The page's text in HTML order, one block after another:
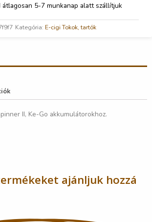
5-7 munkanap alatt szállítjuk
Kategória: E-cigi Tokok, tartók
II, Ke-Go akkumulátorokhoz.
ajánljuk hozzá